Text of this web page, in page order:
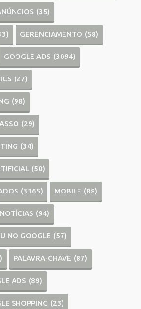
(35)
GERENCIAMENTO (58)
GOOGLE ADS (3094)
(27)
(98)
(29)
(34)
(50)
(3165) MOBILE (88)
NOTÍCIAS (94)
NO GOOGLE (57)
PALAVRA-CHAVE (87)
ADS (89)
SHOPPING (23)